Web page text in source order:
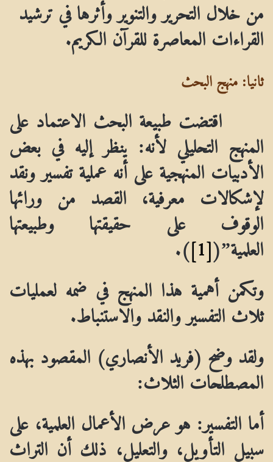
القراءات المعاصرة للقرآن الكريم.
ثانيا: منهج البحث
اقتضت طبيعة البحث الاعتماد على
المنهج التحليلي لأنه: ينظر إليه في بعض
الأدبيات المنهجية على أنه عملية تفسير ونقد
لإشكالات معرفية، القصد من ورائها
الوقوف على حقيقتها وطبيعتها
العلمية”([1]
).
وتكمن أهمية هذا المنهج في ضمه لعمليات
ثلاث التفسير والنقد والاستنباط.
ولقد وضح (فريد الأنصاري) المقصود بهذه
المصطلحات الثلاث:
أما التفسير: هو عرض الأعمال العلمية، على
سبيل التأويل، والتعليل، ذلك أن التراث